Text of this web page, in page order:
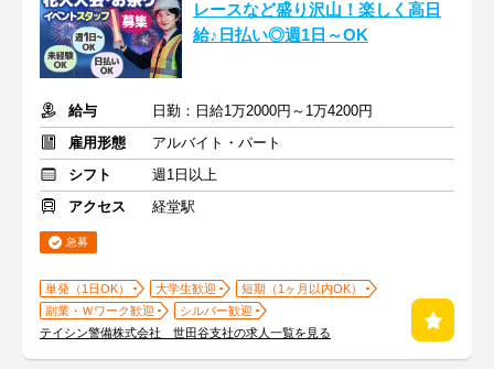
レースなど盛り沢山！楽しく高日
給♪日払い◎週1日～OK
給与
日勤：日給1万2000円～1万4200円
雇用形態
アルバイト・パート
シフト
週1日以上
アクセス
経堂駅
急募
単発（1日OK） 大学生歓迎
短期（1ヶ月以内OK）
副業・Ｗワーク歓迎
シルバー歓迎
テイシン警備株式会社 世田谷支社の求人一覧を見る